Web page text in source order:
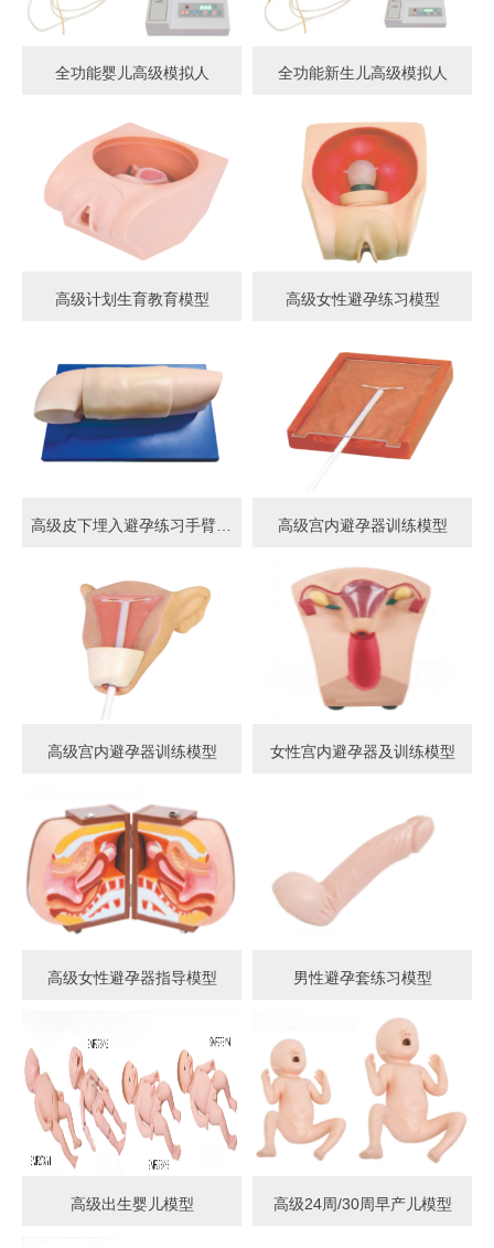
全功能婴儿高级模拟人 全功能新生儿高级模拟人
高级计划生育教育模型 高级女性避孕练习模型
高级皮下埋入避孕练习手臂模型 高级宫内避孕器训练模型
高级宫内避孕器训练模型 女性宫内避孕器及训练模型
高级女性避孕器指导模型 男性避孕套练习模型
高级出生婴儿模型 高级24周/30周早产儿模型